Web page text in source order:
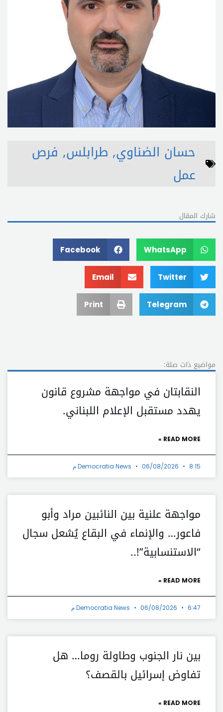
حسان الضناوي, طرابلس, فرص
عمل
شارك المقال
WhatsApp
Facebook
Twitter
Email
Telegram
Print
مواضيع ذات صلة:
النقابتان في مواجهة مشروع قانون
يهدد مستقبل الإعلام اللبناني.
READ MORE »
Democratia News 06/08/2026 8:15 م
مواجهة علنية بين النائبين مراد وأبو
فاعور… والإنماء في البقاع يُشعل سجال
“الاستنسابية”!..
READ MORE »
Democratia News 06/08/2026 6:47 م
بين نار الجنوب وطاولة روما… هل
تفاوض إسرائيل بالقصف؟
READ MORE »